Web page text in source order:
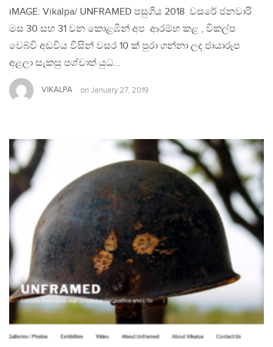
iMAGE: Vikalpa/ UNFRAMED පසුගිය 2018 වසරේ ජනවාරි
මස 30 සහ 31 වන කොළඹින් අප ආරම්භ කළ , විකල්ප
වෙබ්වි අඩවිය වීසින් වසර 10 ක් පුරා ගන්නා ලද ජායාරූප
අළලා සැකසු පශ්චාත් යුධ…
VIKALPA on January 27, 2019